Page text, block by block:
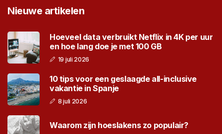
Nieuwe artikelen
Hoeveel data verbruikt Netflix in 4K per uur
en hoe lang doe je met 100 GB
19 juli 2026
10 tips voor een geslaagde all-inclusive
vakantie in Spanje
8 juli 2026
Waarom zijn hoeslakens zo populair?